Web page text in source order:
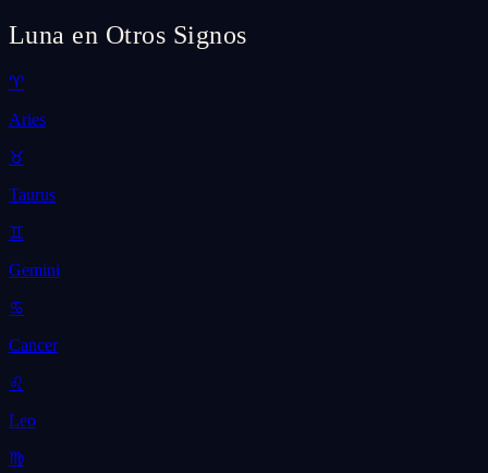
Luna en Otros Signos
♈
Aries
♉
Taurus
♊
Gemini
♋
Cancer
♌
Leo
♍